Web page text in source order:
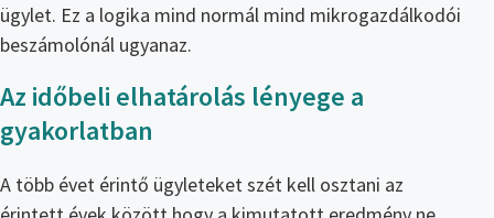
ügylet. Ez a logika mind normál mind mikrogazdálkodói
beszámolónál ugyanaz.
Az időbeli elhatárolás lényege a
gyakorlatban
A több évet érintő ügyleteket szét kell osztani az